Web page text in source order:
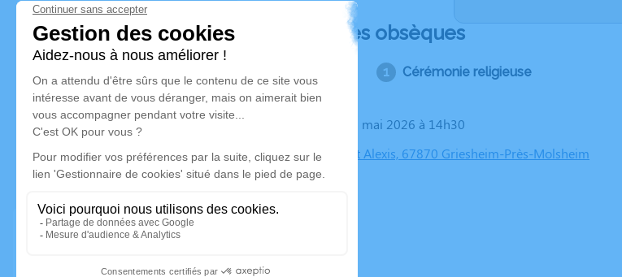
Déroulé des obsèques
Cérémonie religieuse
Le lundi 18 mai 2026 à 14h30
Église Saint Alexis, 67870 Griesheim-Près-Molsheim